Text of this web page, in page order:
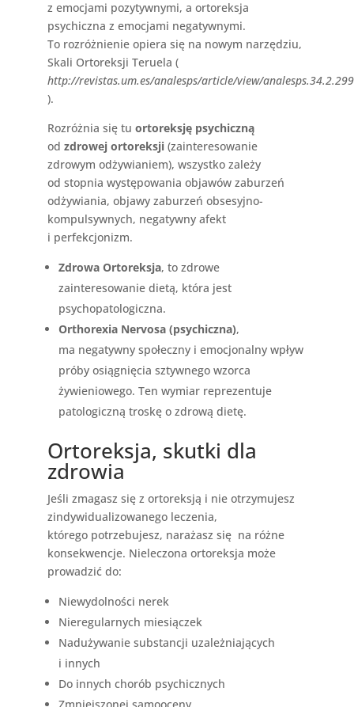
z emocjami pozytywnymi, a ortoreksja
psychiczna z emocjami negatywnymi.
To rozróżnienie opiera się na nowym narzędziu,
Skali Ortoreksji Teruela (
http://revistas.um.es/analesps/article/view/
).
Rozróżnia się tu ortoreksję psychiczną
od zdrowej ortoreksji(zainteresowanie
zdrowym odżywianiem), wszystko zależy
od stopnia występowania objawów zaburzeń
odżywiania, objawy zaburzeń obsesyjno-
kompulsywnych, negatywny afekt
i perfekcjonizm.
Zdrowa Ortoreksja, to zdrowe
zainteresowanie dietą, która jest
psychopatologiczna.
Orthorexia Nervosa (psychiczna),
ma negatywny społeczny i emocjonalny wpływ
próby osiągnięcia sztywnego wzorca
żywieniowego. Ten wymiar reprezentuje
patologiczną troskę o zdrową dietę.
Ortoreksja, skutki dla
zdrowia
Jeśli zmagasz się z ortoreksją i nie otrzymujesz
zindywidualizowanego leczenia,
którego potrzebujesz, narażasz się na różne
konsekwencje. Nieleczona ortoreksja może
prowadzić do:
Niewydolności nerek
Nieregularnych miesiączek
Nadużywanie substancji uzależniających
i innych
Do innych chorób psychicznych